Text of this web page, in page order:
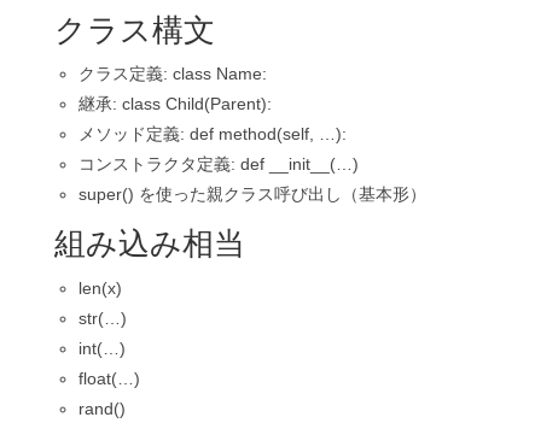
クラス構文
クラス定義: class Name:
継承: class Child(Parent):
メソッド定義: def method(self, …):
コンストラクタ定義: def __init__(…)
super() を使った親クラス呼び出し（基本形）
組み込み相当
len(x)
str(…)
int(…)
float(…)
rand()